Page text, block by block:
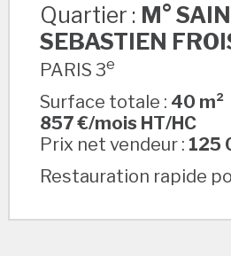
Quartier : M°
SEBASTIEN
PARIS 3e
Surface totale : 40 m²
857 €/mois HT/HC
Prix net vendeur : 125
Restauration rapide